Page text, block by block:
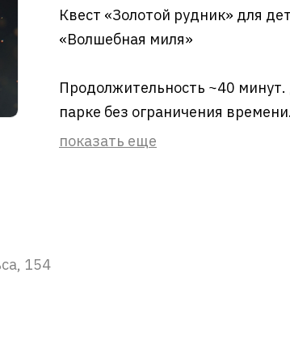
Квест «Золотой рудник» для
«Волшебная миля»
Продолжительность ~40
парке без ограничения
показать еще
154